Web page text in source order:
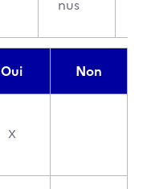
nus
Oui Non
X